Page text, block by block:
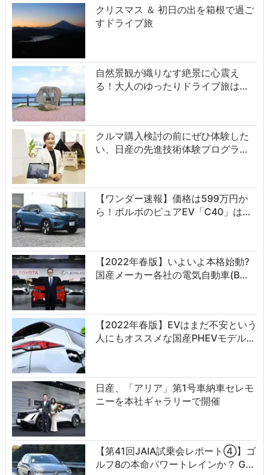
クリスマス ＆ 初日の出を箱根で過ご
すドライブ旅
自然景観が織りなす絶景に心震え
る！大人のゆったりドライブ旅は…
クルマ購入検討の前にぜひ体験した
い、日産の先進技術体験プログラ…
【ワンダー速報】価格は599万円か
ら！ボルボのピュアEV「C40」は…
【2022年春版】いよいよ本格始動?
国産メーカー各社の電気自動車(B…
【2022年春版】EVはまだ不安という
人にもオススメな国産PHEVモデル…
日産、「アリア」第1号車納車セレモ
ニーを本社ギャラリーで開催
【第41回JAIA試乗会レポート④】ゴ
ルフ8の本命パワートレインか？ G…